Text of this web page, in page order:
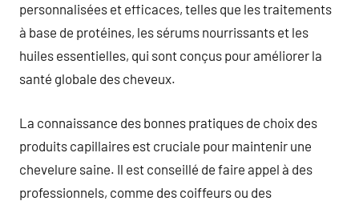
personnalisées et efficaces, telles que les traitements
à base de protéines, les sérums nourrissants et les
huiles essentielles, qui sont conçus pour améliorer la
santé globale des cheveux.
La connaissance des bonnes pratiques de choix des
produits capillaires est cruciale pour maintenir une
chevelure saine. Il est conseillé de faire appel à des
professionnels, comme des coiffeurs ou des